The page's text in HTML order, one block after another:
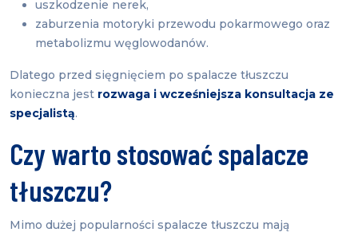
uszkodzenie nerek,
zaburzenia motoryki przewodu pokarmowego oraz
metabolizmu węglowodanów.
Dlatego przed sięgnięciem po spalacze tłuszczu
konieczna jest rozwaga i wcześniejsza konsultacja ze
specjalistą.
Czy warto stosować spalacze
tłuszczu?
Mimo dużej popularności spalacze tłuszczu mają